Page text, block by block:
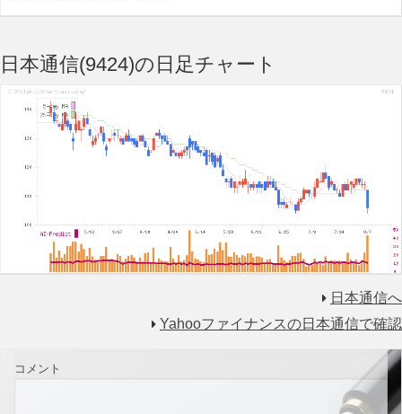
日本通信(9424)の日足チャート
日本通信へ
Yahooファイナンスの日本通信で確認
コメント